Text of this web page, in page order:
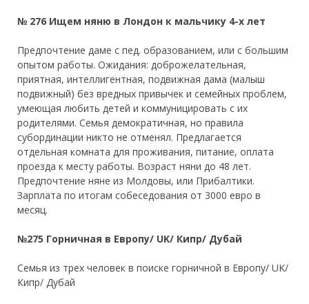
№ 276 Ищем няню в Лондон к мальчику 4-х лет
Предпочтение даме с пед. образованием, или с большим
опытом работы. Ожидания: доброжелательная,
приятная, интеллигентная, подвижная дама (малыш
подвижный) без вредных привычек и семейных проблем,
умеющая любить детей и коммуницировать с их
родителями. Семья демократичная, но правила
субординации никто не отменял. Предлагается
отдельная комната для проживания, питание, оплата
проезда к месту работы. Возраст няни до 48 лет.
Предпочтение няне из Молдовы, или Прибалтики.
Зарплата по итогам собеседования от 3000 евро в
месяц.
№275 Горничная в Европу/ UK/ Кипр/ Дубай
Семья из трех человек в поиске горничной в Европу/ UK/
Кипр/ Дубай